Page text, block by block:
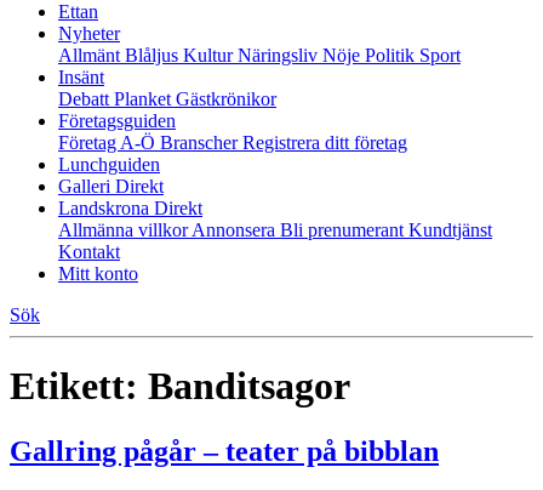
Ettan
Nyheter
Allmänt Blåljus KulturNäringsliv Nöje Politik Sport
Insänt
Debatt Planket Gästkrönikor
Företagsguiden
Företag A-Ö BranscherRegistrera ditt företag
Lunchguiden
Galleri Direkt
Landskrona Direkt
Allmänna villkorAnnonsera Bli prenumerant Kundtjänst
Kontakt
Mitt konto
Sök
Etikett: Banditsagor
Gallring pågår – teater på bibblan